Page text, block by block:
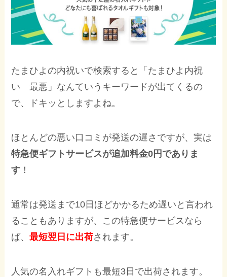
たまひよの内祝いで検索すると「たまひよ内祝
い 最悪」なんていうキーワードが出てくるの
で、ドキッとしますよね。
ほとんどの悪い口コミが発送の遅さですが、実は
特急便ギフトサービスが追加料金0円でありま
す ！
通常は発送まで10日ほどかかるため遅いと言われ
ることもありますが、この特急便サービスなら
ば、最短翌日に出荷されます。
人気の名入れギフトも最短3日で出荷されます。